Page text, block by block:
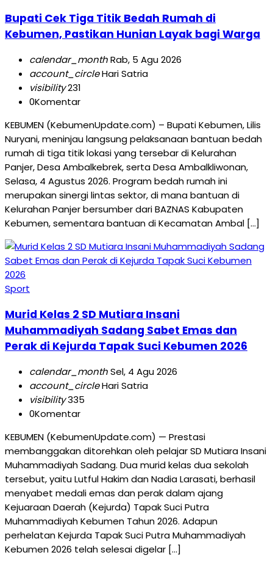
Bupati Cek Tiga Titik Bedah Rumah di
Kebumen, Pastikan Hunian Layak bagi Warga
calendar_monthRab, 5 Agu 2026
account_circleHari Satria
visibility231
0Komentar
KEBUMEN (KebumenUpdate.com) – Bupati Kebumen, Lilis
Nuryani, meninjau langsung pelaksanaan bantuan bedah
rumah di tiga titik lokasi yang tersebar di Kelurahan
Panjer, Desa Ambalkebrek, serta Desa Ambalkliwonan,
Selasa, 4 Agustus 2026. Program bedah rumah ini
merupakan sinergi lintas sektor, di mana bantuan di
Kelurahan Panjer bersumber dari BAZNAS Kabupaten
Kebumen, sementara bantuan di Kecamatan Ambal […]
Sport
Murid Kelas 2 SD Mutiara Insani
Muhammadiyah Sadang Sabet Emas dan
Perak di Kejurda Tapak Suci Kebumen 2026
calendar_monthSel, 4 Agu 2026
account_circleHari Satria
visibility335
0Komentar
KEBUMEN (KebumenUpdate.com) — Prestasi
membanggakan ditorehkan oleh pelajar SD Mutiara Insani
Muhammadiyah Sadang. Dua murid kelas dua sekolah
tersebut, yaitu Lutful Hakim dan Nadia Larasati, berhasil
menyabet medali emas dan perak dalam ajang
Kejuaraan Daerah (Kejurda) Tapak Suci Putra
Muhammadiyah Kebumen Tahun 2026. Adapun
perhelatan Kejurda Tapak Suci Putra Muhammadiyah
Kebumen 2026 telah selesai digelar […]